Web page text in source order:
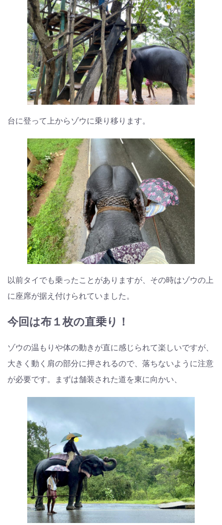
台に登って上からゾウに乗り移ります。
以前タイでも乗ったことがありますが、その時はゾウの上
に座席が据え付けられていました。
今回は布１枚の直乗り！
ゾウの温もりや体の動きが直に感じられて楽しいですが、
大きく動く肩の部分に押されるので、落ちないように注意
が必要です。まずは舗装された道を東に向かい、